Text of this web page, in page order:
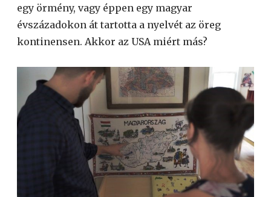
egy örmény, vagy éppen egy magyar
évszázadokon át tartotta a nyelvét az öreg
kontinensen. Akkor az USA miért más?